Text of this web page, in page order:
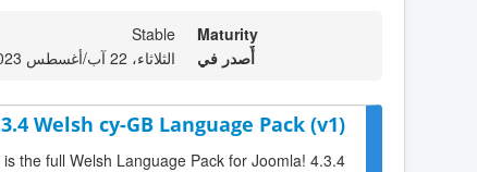
Maturity
Stable
أٌصدر في
الثلاثاء، 22 آب/أغسطس 2023 18:31
Welsh cy-GB Language Pack (v1)
is the full Welsh Language Pack for Joomla! 4.3.4